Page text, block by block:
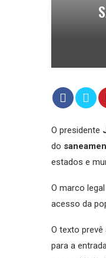
O presidente
do
estados e
O marco
acesso da
O texto prevê
para a